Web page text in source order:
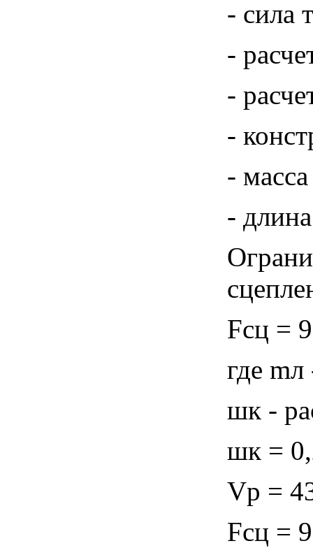
- сила
-
-
-
-
-
Fсц =
где
шк -
шк =
Vp =
Fсц =